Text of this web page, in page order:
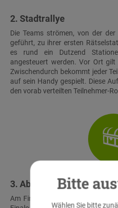
2. Stadtrallye
Die Teams strömen, von der
geführt, zu ihrer ersten
es rund ein Dutzend
angesteuert werden. Vor Ort gilt
Zwischendurch bekommt jeder
auf sein Handy gespielt. Diese
den vorab verteilten Teilnehmer-
3. Abschluss & Schatzfund
Am Finalort treffen alle Teams
Bitte
Wählen Sie bitte